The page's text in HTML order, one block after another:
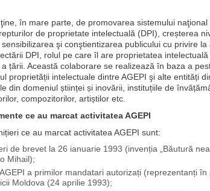
în mare parte, de promovarea sistemului naţional
de proprietate intelectuală (DPI), creșterea
şi conştientizarea publicului cu privire la
DPI, rolul pe care îl are proprietatea intelectuală
țării. Această colaborare se realizează în baza a
proprietății intelectuale dintre AGEPI şi alte entități
din domeniul științei și inovării, instituțiile de
compozitorilor, artiștilor etc.
ce au marcat activitatea AGEPI
ce au marcat activitatea AGEPI sunt:
de brevet la 26 ianuarie 1993 (invenția „Băutură
Mihail);
a primilor mandatari autorizați (reprezentanți
Moldova (24 aprilie 1993);